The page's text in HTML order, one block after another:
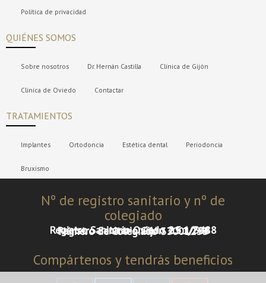
Política de privacidad
QUIÉNES SOMOS
Sobre nosotros Dr. Hernán Castilla Clínica de Gijón
Clínica de Oviedo Contactar
TRATAMIENTOS
Implantes Ortodoncia Estética dental Periodoncia
Bruxismo
Nº de registro sanitario y nº de
colegiado
Registro Sanitario Oviedo 2.5.1/3488
Registro Sanitario Gijón 2.5.1/708
Número de Colegiado 33001233
Compártenos y tendrás beneficios